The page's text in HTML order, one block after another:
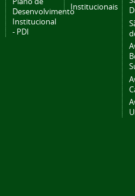
Desenvolvimento
Institucional
- PDI
Institucionais